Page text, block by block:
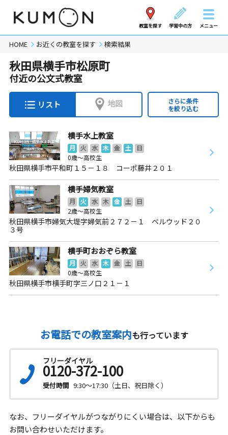
教室を探す 学習中の方 メニュー
HOME お近くの教室を探す 検索結果
秋田県横手市松原町
付近の公文式教室
リスト 地図
さらに条件
を絞り込む
横手水上教室
月 火 水 木 金 土
日
0歳～高校生
秋田県横手市平和町１５－１８ コーポ藤井２０１
横手婦気教室
月 火 水 木 金 土
日
2歳～高校生
秋田県横手市婦気大堤字婦気前２７２－１ ベルウッド２０
３号
横手町おおぞら教室
月 火 水 木 金 土
日
0歳～高校生
秋田県横手市横手町字三ノ口２１－１
お電話での教室案内も行っています
フリーダイヤル
0120-372-100
受付時間 9:30～17:30（土日、祝日除く）
なお、フリーダイヤルがつながりにくい場合は、以下からも
お問い合わせいただけます。